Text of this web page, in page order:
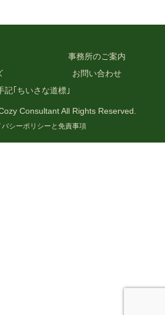
事務所のご案内
お問い合わせ
記｢ちいさな道標｣
Consultant All Rights Reserved.
バシーポリシーと免責事項